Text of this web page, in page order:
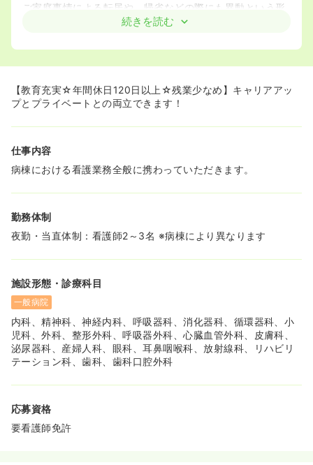
ご家庭事情による転居や、帰省などの際にも異動という形
で、お住まいの近くの病院に入職することができます！
がある場合には、その科目に強みを持っている病院に異動
介26護老人保健施設、7看護専門学校を持つ法人です。厚
生労働省が所轄する独立行政法人です。
・公務員と遜色のない待遇がございます。
れます。
昇給率も高く、財形貯蓄制度もありますので長期的にご活
・滋賀県大津市にある、325床の地域密着型病院です。
・24時間託児所や寮を完備しており、幅広い年齢層の方が
・救急件数は月60～70件程度。夜間搬送の数も非常に少
≪プライベートとも両立しやすい職場です！≫
・残業時間は月5～6時間程度です。
・人間関係も良く非常に働きやすい環境のため、離職率は
6％程度、平均勤続年数も12～3年ございます。
・土日祝分+公休分がお休みとなるため、元々年間休日は
120日以上ございますが、有給も非常に消化しやすい環境
続きを読む
【教育充実☆年間休日120日以上☆残業少なめ】キャリアアッ
プとプライベートとの両立できます！
仕事内容
病棟における看護業務全般に携わっていただきます。
勤務体制
夜勤・当直体制：看護師2～3名 ※病棟により異なります
施設形態・診療科目
一般病院
内科、精神科、神経内科、呼吸器科、消化器科、循環器科、小
児科、外科、整形外科、呼吸器外科、心臓血管外科、皮膚科、
泌尿器科、産婦人科、眼科、耳鼻咽喉科、放射線科、リハビリ
テーション科、歯科、歯科口腔外科
応募資格
要看護師免許